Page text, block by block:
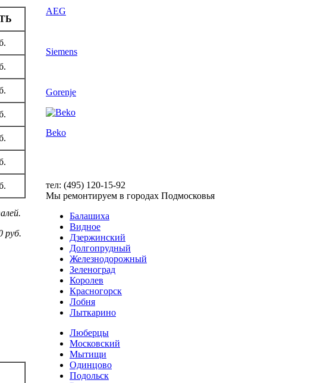
руб.
AEG
Siemens
Gorenje
Beko
тел: (495) 120-15-92
Мы ремонтируем в городах Подмосковья
Балашиха
Виднoe
Дзержинский
Долгопрудный
Железнодорожный
Зеленоград
Королев
Красногорск
Лобня
Лыткарино
Люберцы
Московский
Мытищи
Одинцово
Подольск